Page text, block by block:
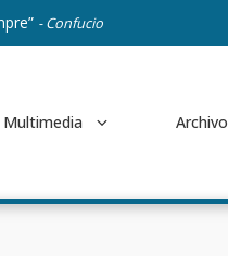
- Confucio
Multimedia Archivo